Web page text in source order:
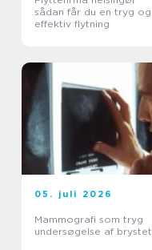
sådan får du en tryg og
effektiv flytning
05. juli 2026
Mammografi som tryg
undersøgelse af brystet